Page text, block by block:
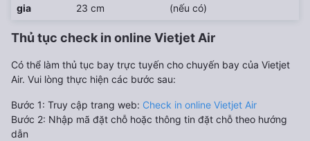
gia
23 cm
(nếu có)
Thủ tục check in online Vietjet Air
Có thể làm thủ tục bay trực tuyến cho chuyến bay của Vietjet
Air. Vui lòng thực hiện các bước sau:
Bước 1: Truy cập trang web: Check in online Vietjet Air
Bước 2: Nhập mã đặt chỗ hoặc thông tin đặt chỗ theo hướng
dẫn